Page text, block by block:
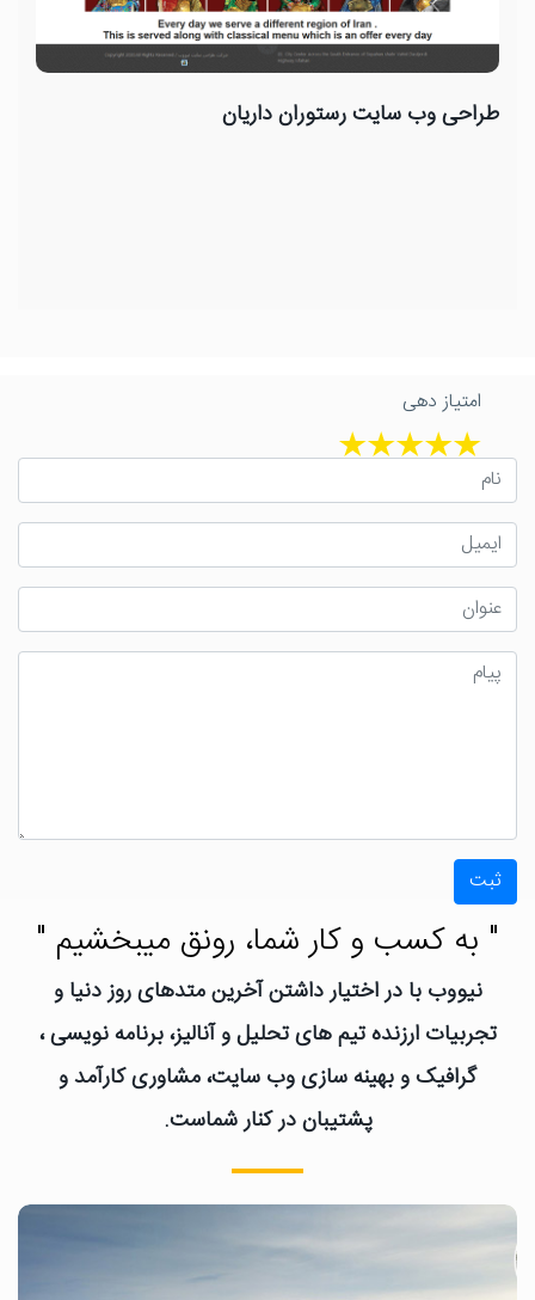
طراحی وب سایت رستوران داریان
امتیاز دهی
ثبت
" به کسب و کار شما، رونق میبخشیم "
نیووب با در اختیار داشتن آخرین متدهای روز دنیا و
تجربیات ارزنده تیم های تحلیل و آنالیز، برنامه نویسی ،
گرافیک و بهینه سازی وب سایت، مشاوری کارآمد و
پشتیبان در کنار شماست.